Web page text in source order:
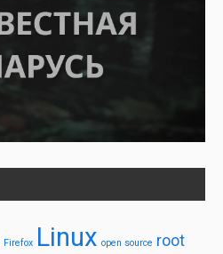
Firefox Linux open source root